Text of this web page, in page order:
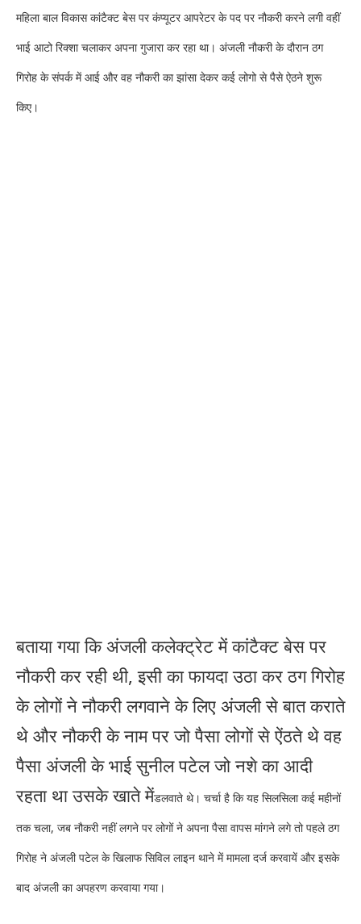
महिला बाल विकास कांटैक्ट बेस पर कंप्यूटर आपरेटर के पद पर नौकरी करने लगी वहीं
भाई आटो रिक्शा चलाकर अपना गुजारा कर रहा था। अंजली नौकरी के दौरान ठग
गिरोह के संपर्क में आई और वह नौकरी का झांसा देकर कई लोगो से पैसे ऐठने शुरू
किए।
बताया गया कि अंजली कलेक्ट्रेट में कांटैक्ट बेस पर
नौकरी कर रही थी, इसी का फायदा उठा कर ठग गिरोह
के लोगों ने नौकरी लगवाने के लिए अंजली से बात कराते
थे और नौकरी के नाम पर जो पैसा लोगों से ऐंठते थे वह
पैसा अंजली के भाई सुनील पटेल जो नशे का आदी
रहता था उसके खाते मेंडलवाते थे। चर्चा है कि यह सिलसिला कई महीनों
तक चला, जब नौकरी नहीं लगने पर लोगों ने अपना पैसा वापस मांगने लगे तो पहले ठग
गिरोह ने अंजली पटेल के खिलाफ सिविल लाइन थाने में मामला दर्ज करवायें और इसके
बाद अंजली का अपहरण करवाया गया।